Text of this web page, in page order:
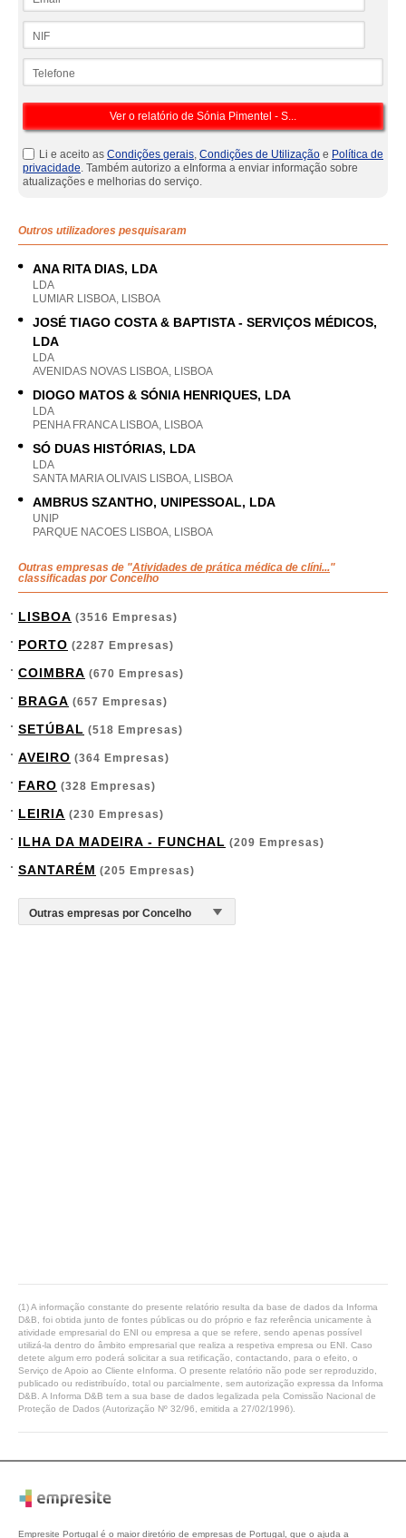
Li e aceito as Condições gerais, Condições de Utilização e Política de
privacidade. Também autorizo a eInforma a enviar informação sobre
atualizações e melhorias do serviço.
Outros utilizadores pesquisaram
ANA RITA DIAS, LDA
LDA
LUMIAR LISBOA, LISBOA
JOSÉ TIAGO COSTA & BAPTISTA - SERVIÇOS MÉDICOS,
LDA
LDA
AVENIDAS NOVAS LISBOA, LISBOA
DIOGO MATOS & SÓNIA HENRIQUES, LDA
LDA
PENHA FRANCA LISBOA, LISBOA
SÓ DUAS HISTÓRIAS, LDA
LDA
SANTA MARIA OLIVAIS LISBOA, LISBOA
AMBRUS SZANTHO, UNIPESSOAL, LDA
UNIP
PARQUE NACOES LISBOA, LISBOA
Outras empresas de "Atividades de prática médica de clíni..."
classificadas por Concelho
LISBOA (3516 Empresas)
PORTO (2287 Empresas)
COIMBRA (670 Empresas)
BRAGA (657 Empresas)
SETÚBAL (518 Empresas)
AVEIRO (364 Empresas)
FARO (328 Empresas)
LEIRIA (230 Empresas)
ILHA DA MADEIRA - FUNCHAL (209 Empresas)
SANTARÉM (205 Empresas)
(1) A informação constante do presente relatório resulta da base de dados da Informa
D&B, foi obtida junto de fontes públicas ou do próprio e faz referência unicamente à
atividade empresarial do ENI ou empresa a que se refere, sendo apenas possível
utilizá-la dentro do âmbito empresarial que realiza a respetiva empresa ou ENI. Caso
detete algum erro poderá solicitar a sua retificação, contactando, para o efeito, o
Serviço de Apoio ao Cliente eInforma. O presente relatório não pode ser reproduzido,
publicado ou redistribuído, total ou parcialmente, sem autorização expressa da Informa
D&B. A Informa D&B tem a sua base de dados legalizada pela Comissão Nacional de
Proteção de Dados (Autorização Nº 32/96, emitida a 27/02/1996).
Empresite Portugal é o maior diretório de empresas de Portugal, que o ajuda a